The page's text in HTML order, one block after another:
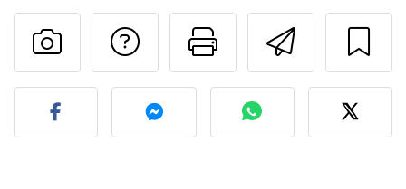
Imprimer
Poser une
Publier votre photo de